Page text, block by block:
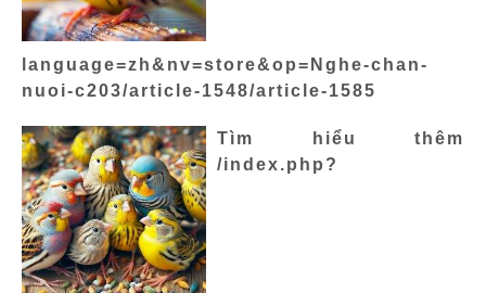
language=zh&nv=store&op=Nghe-chan-
nuoi-c203/article-1548/article-1585
Tìm hiểu thêm
/index.php?